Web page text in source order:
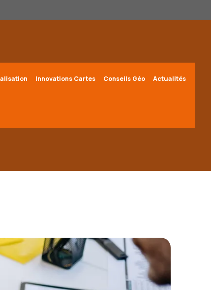
Innovations Cartes Conseils Géo Actualités